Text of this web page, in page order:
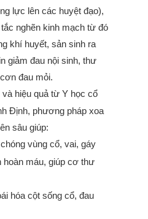
lực lên các huyệt đạo),
nghẽn kinh mạch từ đó
khí huyết, sản sinh ra
giảm đau nội sinh, thư
đau mỏi.
và hiệu quả từ Y học cổ
Định, phương pháp xoa
sâu giúp:
vùng cổ, vai, gáy
máu, giúp cơ thư
hóa cột sống cổ, đau